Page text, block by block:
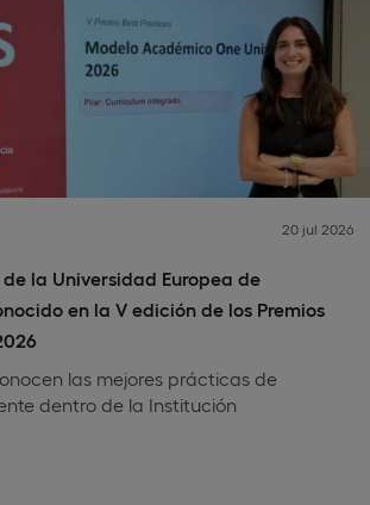
de la Universidad Europea de
en la V edición de los Premios
20 jul 2026
las mejores prácticas de
dentro de la Institución